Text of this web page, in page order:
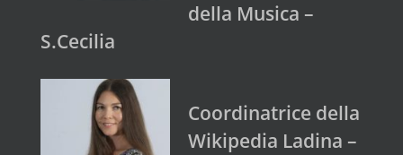
della Musica –
S.Cecilia
Coordinatrice della
Wikipedia Ladina –